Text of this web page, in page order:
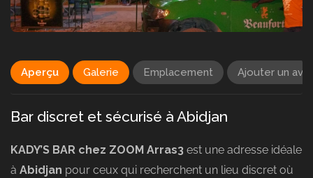
Aperçu Galerie Emplacement Ajouter un avis
Bar discret et sécurisé à Abidjan
KADY’S BAR chez ZOOM Arras3 est une adresse idéale
à Abidjan pour ceux qui recherchent un lieu discret où